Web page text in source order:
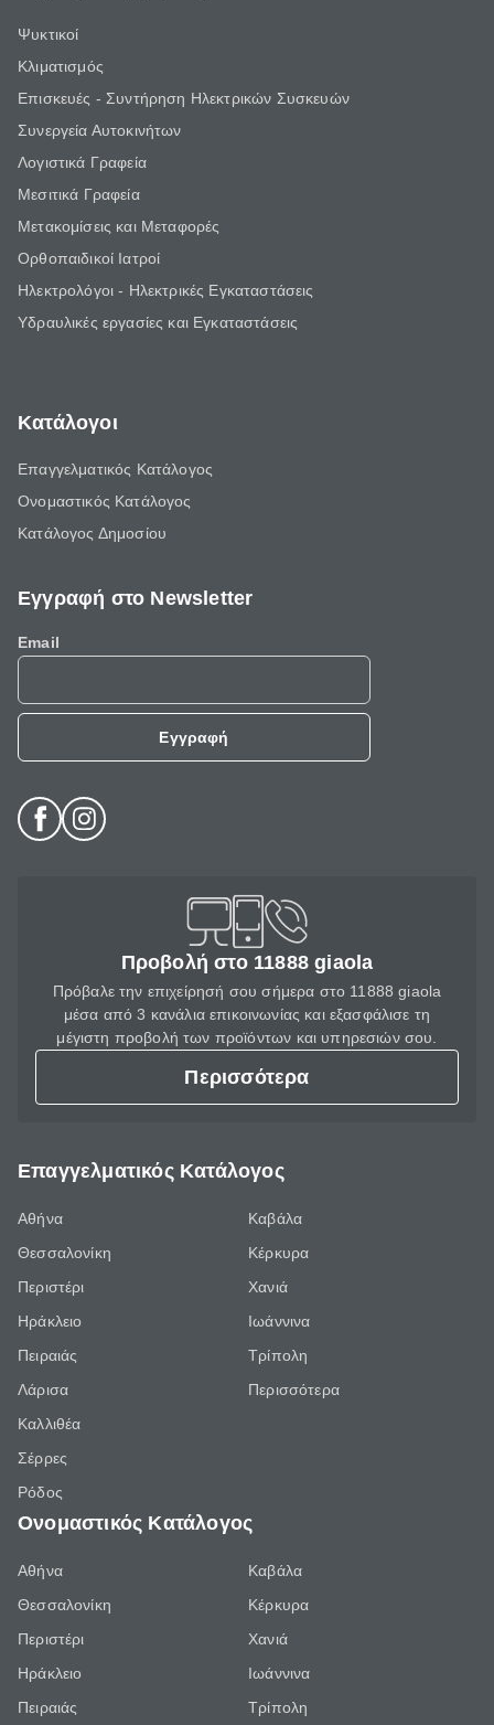
Ψυκτικοί
Κλιματισμός
Επισκευές - Συντήρηση Ηλεκτρικών Συσκευών
Συνεργεία Αυτοκινήτων
Λογιστικά Γραφεία
Μεσιτικά Γραφεία
Μετακομίσεις και Μεταφορές
Ορθοπαιδικοί Ιατροί
Ηλεκτρολόγοι - Ηλεκτρικές Εγκαταστάσεις
Υδραυλικές εργασίες και Εγκαταστάσεις
Κατάλογοι
Επαγγελματικός Κατάλογος
Ονομαστικός Κατάλογος
Κατάλογος Δημοσίου
Εγγραφή στο Newsletter
Email
Εγγραφή
Προβολή στο 11888 giaola
Πρόβαλε την επιχείρησή σου σήμερα στο 11888 giaola
μέσα από 3 κανάλια επικοινωνίας και εξασφάλισε τη
μέγιστη προβολή των προϊόντων και υπηρεσιών σου.
Περισσότερα
Επαγγελματικός Κατάλογος
Αθήνα
Θεσσαλονίκη
Περιστέρι
Ηράκλειο
Πειραιάς
Λάρισα
Καλλιθέα
Σέρρες
Ρόδος
Καβάλα
Κέρκυρα
Χανιά
Ιωάννινα
Τρίπολη
Περισσότερα
Ονομαστικός Κατάλογος
Αθήνα
Θεσσαλονίκη
Περιστέρι
Ηράκλειο
Πειραιάς
Καβάλα
Κέρκυρα
Χανιά
Ιωάννινα
Τρίπολη